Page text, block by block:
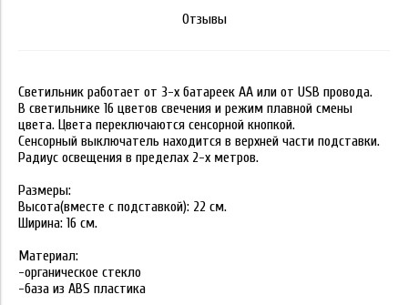
Отзывы
Светильник работает от 3-х батареек АА или от USB провода.
В светильнике 16 цветов свечения и режим плавной смены
цвета. Цвета переключаются сенсорной кнопкой.
Сенсорный выключатель находится в верхней части подставки.
Радиус освещения в пределах 2-х метров.
Размеры:
Высота(вместе с подставкой): 22 см.
Ширина: 16 см.
Материал:
-органическое стекло
-база из ABS пластика